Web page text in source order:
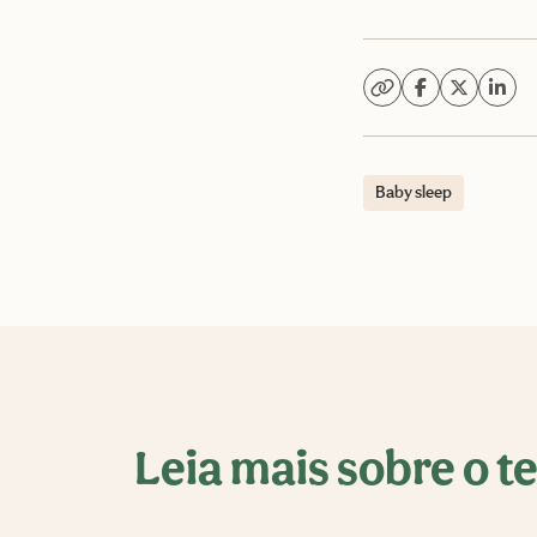
Baby sleep
Leia mais sobre o